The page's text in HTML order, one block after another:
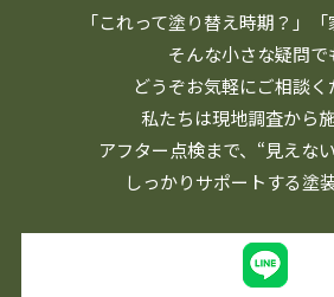
「これって塗り替え時期？」「
そんな小さな疑問で
どうぞお気軽にご相談く
私たちは現地調査から
アフター点検まで、 “見えな
しっかりサポートする塗